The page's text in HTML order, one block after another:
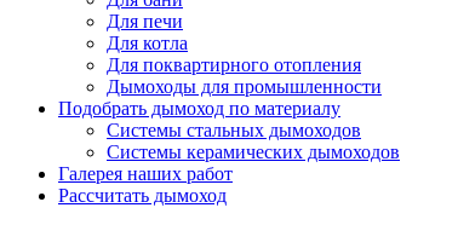
Для печи
Для котла
Для поквартирного отопления
Дымоходы для промышленности
Подобрать дымоход по материалу
Системы стальных дымоходов
Системы керамических дымоходов
Галерея наших работ
Рассчитать дымоход